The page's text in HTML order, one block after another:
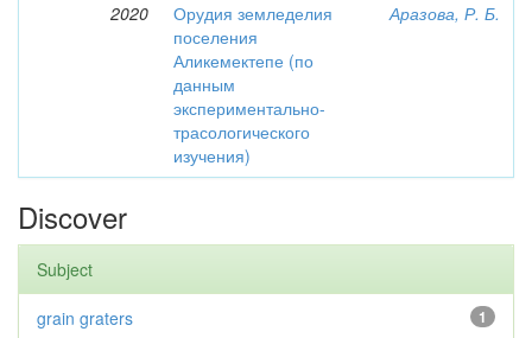
2020
Орудия земледелия
поселения
Аликемектепе (по
данным
экспериментально-
трасологического
изучения)
Аразова, Р. Б.
Discover
Subject
1
grain graters